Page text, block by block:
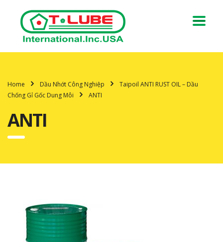
Home Dầu Nhớt Công Nghiệp
Taipoil ANTI RUST OIL – Dầu
Chống Gỉ Gốc Dung Môi
ANTI
ANTI